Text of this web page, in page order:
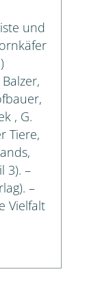
und
, G.
Tiere,
3). –
–
Vielfalt